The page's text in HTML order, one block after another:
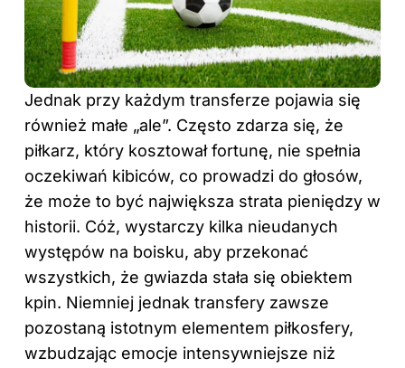
Jednak przy każdym transferze pojawia się
również małe „ale”. Często zdarza się, że
piłkarz, który kosztował fortunę, nie spełnia
oczekiwań kibiców, co prowadzi do głosów,
że może to być największa strata pieniędzy w
historii. Cóż, wystarczy kilka nieudanych
występów na boisku, aby przekonać
wszystkich, że gwiazda stała się obiektem
kpin. Niemniej jednak transfery zawsze
pozostaną istotnym elementem piłkosfery,
wzbudzając emocje intensywniejsze niż